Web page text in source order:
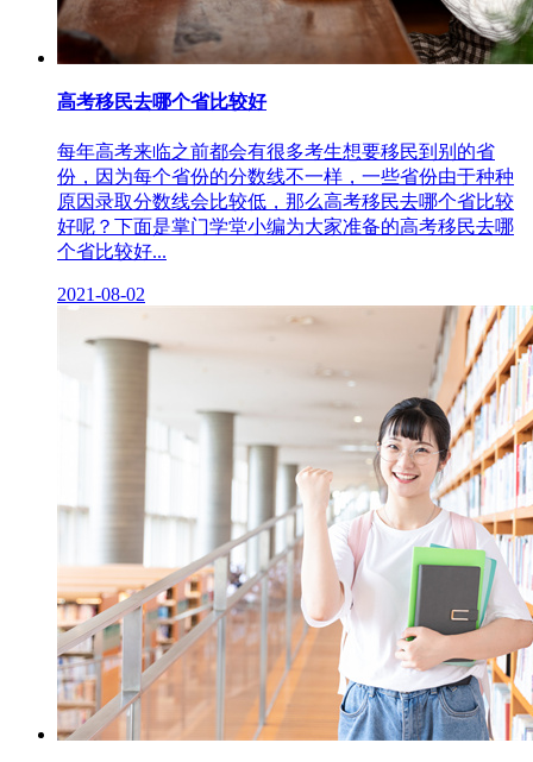
高考移民去哪个省比较好
每年高考来临之前都会有很多考生想要移民到别的省
份，因为每个省份的分数线不一样，一些省份由于种种
原因录取分数线会比较低，那么高考移民去哪个省比较
好呢？下面是掌门学堂小编为大家准备的高考移民去哪
个省比较好...
2021-08-02